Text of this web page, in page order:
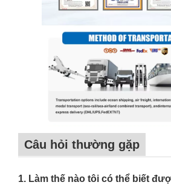
Câu hỏi thường gặp
1. Làm thế nào tôi có thể biết